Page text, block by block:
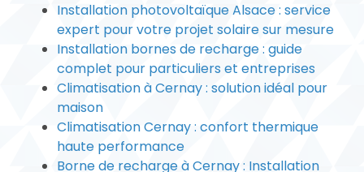
Installation photovoltaïque Alsace : service
expert pour votre projet solaire sur mesure
Installation bornes de recharge : guide
complet pour particuliers et entreprises
Climatisation à Cernay : solution idéal pour
maison
Climatisation Cernay : confort thermique
haute performance
Borne de recharge à Cernay : Installation